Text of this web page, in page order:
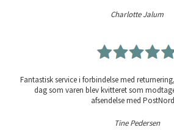
Charlotte Jalum
Fantastisk service i forbindelse med
dag som varen blev kvitteret som
afsendelse med
Tine Pedersen